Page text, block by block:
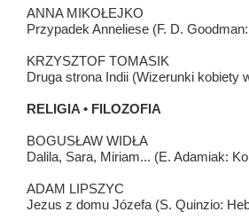
ANNA MIKOŁEJKO
Przypadek Anneliese (F. D.
KRZYSZTOF TOMASIK
Druga strona Indii (Wizerunki kobiety
RELIGIA • FILOZOFIA
BOGUSŁAW WIDŁA
Dalila, Sara, Miriam... (E. Adamiak:
ADAM LIPSZYC
Jezus z domu Józefa (S. Quinzio: